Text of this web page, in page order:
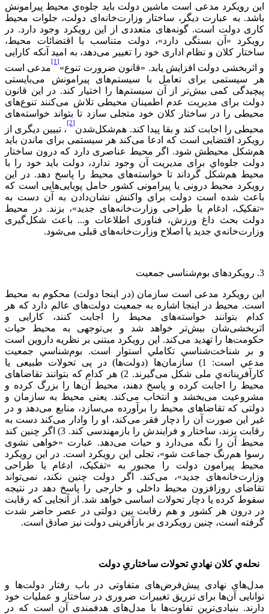
این رویکرد مدعی است ماشین دولت باید جلوه‌ي محیط پیرامونش
باشد. به عبارت دیگر، ساختار وزارت‌خانه‌ای دولت، جلوات محیط
کاری دولت است. گونه‌های متعددی از این رویکرد وجود دارد. در
رویکرد «آن بستگی دارد»، دولت متناسب با اقتضائات محیط،
ساختار کلان و نظام اداری خود را تغییر می‌دهد، به امید آنکه کارایی
و اثربخشی دولت افزایش یابد. «قانون ضرورت تنوع»
[1]
مدعی است
هر سیستمی برای تعامل با سیستم‌های پیرامونش می‌بایستی
پیچیدگی کمی بیش‌تر از آن سیستم‌ها را اختیار کند. در این قانون
دولت برای مدیریت عدم اطمینان محیطی تلاش می‌کنند تنوع‌های
محیطی را در ساختار کلان خود متجلی سازد تا بتواند خواسته‌های
محیطی را اجابت کند و بقا پیدا کند. هم‌شکل‌شدن
[2]
، تبیین دیگری از
رویکرد اقتضایی است که ادعا می‌کند هر سیستمی برای ماندن باید
هم‌شکل محیطش شود. اگر محیط عناصری دارد که درون ساختار
دولت جلوه‌اي برای مدیریت آن وجود ندارد، دولت باید خود را با
محیط هم‌شکل گرداند تا خواسته‌های محیط را پاسخ دهد. در این
رویکرد محیط درونی یا پیرامونی کشور حامل پویایی‌هایی است که
باعث شده است دولت برای واکنش نشان‌دادن به آن دست به
«تفکیک، ادغام یا طراحی وزارت‌خانه‌های جدید»، بزند. در محیط
دولت بحث داغ ورزش، فناوری اطلاعات و... باعث شکل‌گیری
وزارت‌خانه‌ي جدید یا اصلاح وزارت‌خانه‌های قبلی می‌شود.
3. رویکردهای بوم‌شناسی جمعیت
این رویکرد مدعی است سازمان (در اینجا دولت) محکوم به محیط
است. محیط در اینجا اشاره به جمعیت دولت‌های عالم دارد که هر
کدام بتوانند خواسته‌های محیط را اجابت کنند، کارایی و
اثربخشی‌شان بیش‌تر خواهد شد و بی‌توجهی به محیط حيات
حکومت‌ها را تهدید می‌کند. این رویکرد مبتنی بر نظریه داروین است
و بر شناخت‌شناسي تکاملي استوار است. بوم‌شناسي جمعيت
مدعي است: 1) سازمان‌ها (دولت‌ها) در پی تحولات طبیعی یا
کارآفرینانه‌ي ملی شکل می‌گیرند. 2) هر کدام که بتوانند تقاضاهای
محیط را اجابت کرده و پاسخ دهند، محیط آن‌ها را بزرگ کرده و
مشروعیت می‌بخشد و انتخاب می‌کند. یعنی محیط به سازمان و
دولتی که تقاضاهای محیط را برآورده می‌سازد، منابع می‌دهد و در
غیر این صورت آن را دچار فقر می‌کند، او را وادار می‌کند دست به
رقابت بزند، ساختار و فرایندش را بازمهندسی کند. 3) اگر چنین کند
محیط آن را نگه می‌دارد و حیات می‌دهد. عبارت «خواهی نشوی
رسوا هم‌رنگ جماعت شو»، تجلی این رویکرد است. در این رویکرد
محیط پیرامون دولت را مجبور به «تفکیک، ادغام یا طراحی
وزارت‌خانه‌های جدید»، می‌کند. اگر دولت چنین نکند، نمی‌تواند
تقاضای روزافزون محیط داخلی و خارجی را پاسخ دهد در نتیجه
سقوط کرده یا دچار تحولات اساسی خواهد شد. از آنجایی که رقابت
در درون هر کشور و هم رقابت بین دولتی در عصر حاضر شدت
گرفته است، چنین رویکردی بر بازآفرینی دولت نیز صادق است.
نحله‌ي کلان نهادیِ تحولات ساختاریِ دولت
مدل‌های نهادی پیش‌فرض‌های متفاوتی در باب رفتار دولت‌ها و
توانایی آن‌ها برای تزریق تغییرات ضروری در ساختار و عملیات خود
دارند. بنیادی‌ترین تفاوت‌ها با مدل‌های هدفمندی آن است که در